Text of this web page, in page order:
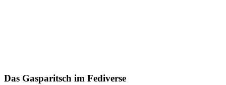
Das Gasparitsch im Fediverse